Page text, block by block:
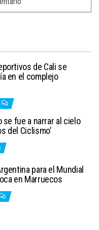
de Cali se
en el complejo
se fue a narrar al cielo
del Ciclismo’
para el Mundial
en Marruecos